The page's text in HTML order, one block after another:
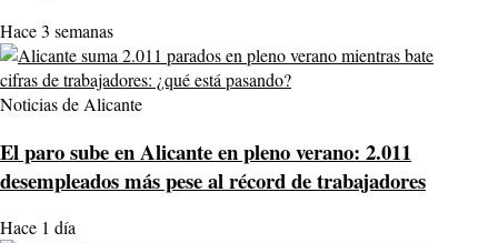
Hace 3 semanas
Noticias de Alicante
El paro sube en Alicante en pleno verano: 2.011
desempleados más pese al récord de trabajadores
Hace 1 día